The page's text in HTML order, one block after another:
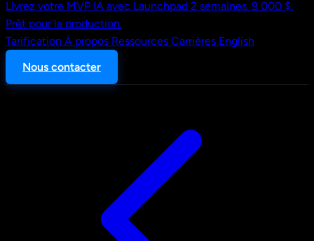
Livrez votre MVP IA avec Launchpad 2 semaines. 9 000 $.
Prêt pour la production.
Tarification À propos Ressources Carrières English
Nous contacter